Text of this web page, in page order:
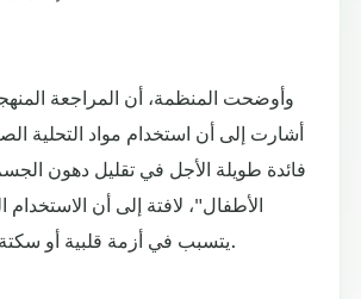
وأوضحت المنظمة، أن المراجعة
أشارت إلى أن استخدام مواد التحلية
فائدة طويلة الأجل في تقليل دهون
الأطفال"، لافتة إلى أن
يتسبب في أزمة قلبية أو سكتة دماغية للشخص.